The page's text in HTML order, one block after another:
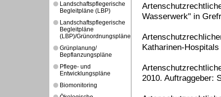
Landschaftspflegerische
Begleitpläne (LBP)
Landschaftspflegerische
Begleitpläne
(LBP)/Grünordnungspläne
Grünplanung/
Bepflanzungspläne
Pflege- und
Entwicklungspläne
Biomonitoring
Wasserwerk" in
Katharinen-
2010. Auftraggeber: